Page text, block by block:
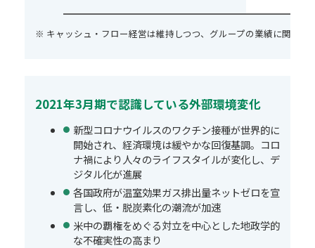
※ キャッシュ・フロー経営は維持しつつ、グループの業績に関わ
2021年3月期で認識している外部環境変化
新型コロナウイルスのワクチン接種が世界的に
開始され、経済環境は緩やかな回復基調。コロ
ナ禍により人々のライフスタイルが変化し、デ
ジタル化が進展
各国政府が温室効果ガス排出量ネットゼロを宣
言し、低・脱炭素化の潮流が加速
米中の覇権をめぐる対立を中心とした地政学的
な不確実性の高まり